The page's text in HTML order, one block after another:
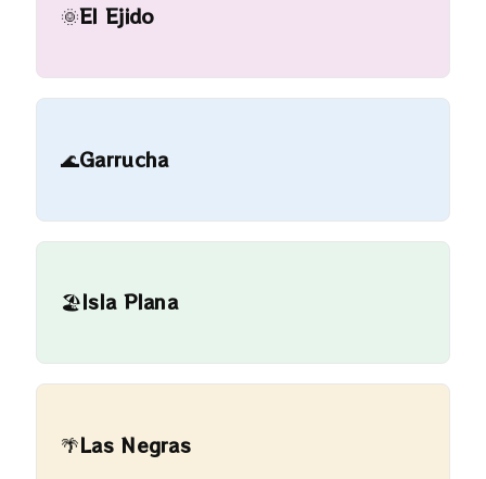
🌞El Ejido
🌊Garrucha
🏖️Isla Plana
🌴Las Negras